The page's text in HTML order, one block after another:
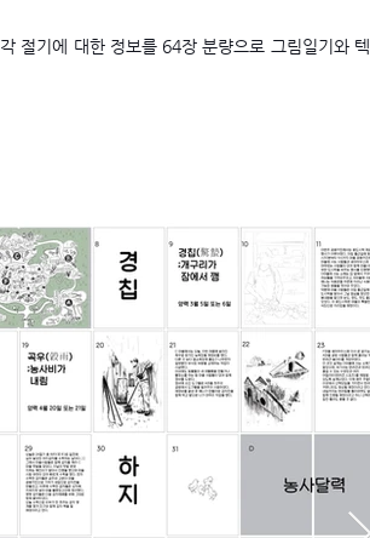
각 절기에 대한 정보를 64장 분량으로 그림일기와 텍